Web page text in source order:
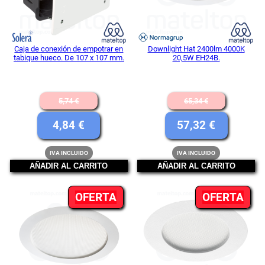
Caja de conexión de empotrar en
tabique hueco. De 107 x 107 mm.
5,74€
El
precio
original
era:
5,74 €.
4,84€
El
precio
actual
es:
4,84 €.
IVA INCLUIDO
AÑADIR AL CARRITO
Downlight Hat 2400lm 4000K
20,5W EH24B.
65,34€
El
precio
original
era:
65,34 €.
57,32€
El
precio
actual
es:
57,32 €.
IVA INCLUIDO
AÑADIR AL CARRITO
OFERTAPRODUCTO
EN
OFERTA
OFERTA
EN